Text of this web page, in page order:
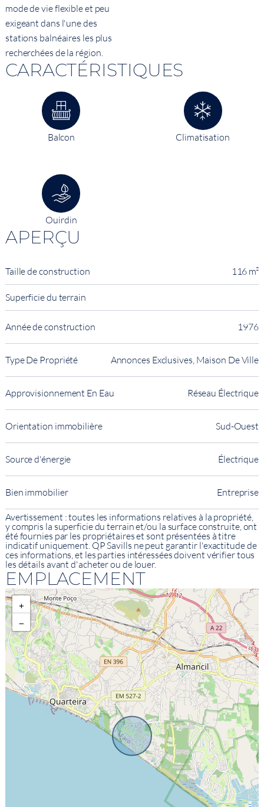
mode de vie flexible et peu
exigeant dans l'une des
stations balnéaires les plus
recherchées de la région.
CARACTÉRISTIQUES
Balcon Climatisation
Ouirdin
APERÇU
Taille de construction 116 m²
Superficie du terrain
Année de construction 1976
Type De Propriété Annonces Exclusives, Maison De Ville
Approvisionnement En Eau Réseau Électrique
Orientation immobilière Sud-Ouest
Source d'énergie Électrique
Bien immobilier Entreprise
Avertissement : toutes les informations relatives à la propriété,
y compris la superficie du terrain et/ou la surface construite, ont
été fournies par les propriétaires et sont présentées à titre
indicatif uniquement. QP Savills ne peut garantir l'exactitude de
ces informations, et les parties intéressées doivent vérifier tous
les détails avant d'acheter ou de louer.
EMPLACEMENT
+
−